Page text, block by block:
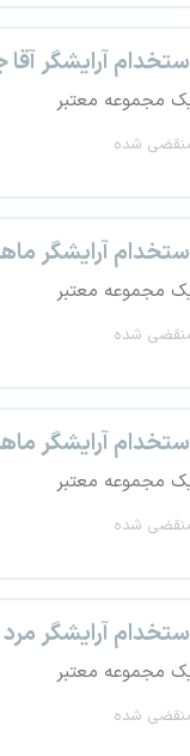
آرایشگر
مجموعه معتبر
شده
آرایشگر
مجموعه معتبر
شده
آرایشگر
مجموعه معتبر
شده
آرایشگر
مجموعه معتبر
شده